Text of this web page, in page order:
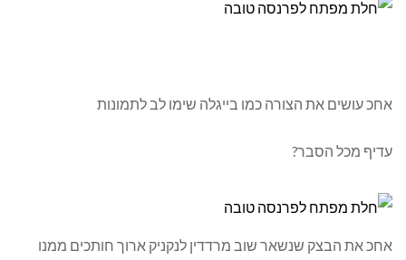
אחכ עושים את הצורה כמו בייגלה שימו לב לתמונות
עדיף מכל הסבר?
אחכ את הבצק שנשאר שוב מרדדין לנקניק ארוך חותכים ממנו